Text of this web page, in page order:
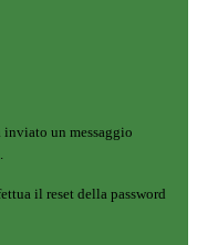
inviato un messaggio
il reset della password